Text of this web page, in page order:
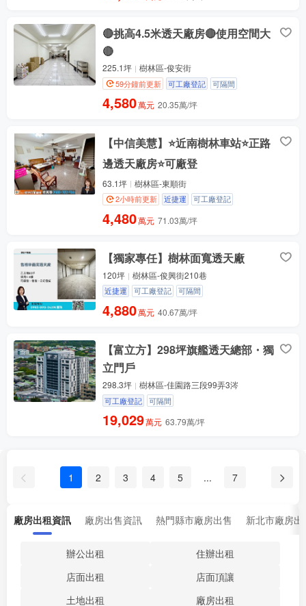
🔴挑高4.5米透天廠房🔴使用空間大
🔴
225.1坪 樹林區-俊安街
59分鐘前更新 可工廠登記 可隔間
4,580萬元 20.35萬/坪
【中信美慧】⭐近南樹林車站⭐正路
邊透天廠房⭐可廠登
63.1坪 樹林區-東順街
2小時前更新 近捷運 可工廠登記
4,480萬元 71.03萬/坪
【獨家專任】樹林面寬透天廠
120坪 樹林區-俊興街210巷
近捷運 可工廠登記 可隔間
4,880萬元 40.67萬/坪
【富立方】298坪旗艦透天總部・獨
立門戶
298.3坪 樹林區-佳園路三段99弄3涔
可工廠登記 可隔間
19,029萬元 63.79萬/坪
1 2 3 4 5 ... 7
廠房出租資訊 廠房出售資訊 熱門縣市廠房出售 新北市廠房出
辦公出租
住辦出租
店面出租
店面頂讓
土地出租
廠房出租